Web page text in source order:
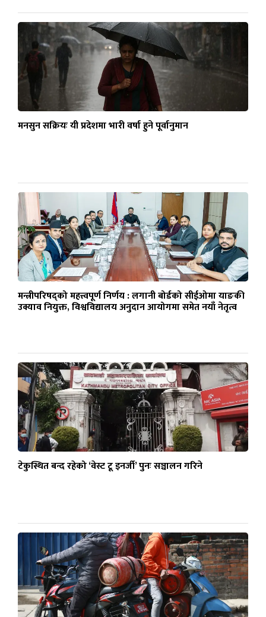
मनसुन सक्रियः यी प्रदेशमा भारी वर्षा हुने पूर्वानुमान
मन्त्रीपरिषद्को महत्त्वपूर्ण निर्णय : लगानी बोर्डको सीईओमा याङकी
उक्याव नियुक्त, विश्वविद्यालय अनुदान आयोगमा समेत नयाँ नेतृत्व
टेकुस्थित बन्द रहेको ‘वेस्ट टू इनर्जी’ पुनः सञ्चालन गरिने